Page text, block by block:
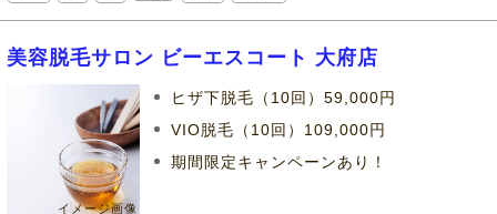
美容脱毛サロン ビーエスコート 大府店
ヒザ下脱毛（10回）59,000円
VIO脱毛（10回）109,000円
期間限定キャンペーンあり！